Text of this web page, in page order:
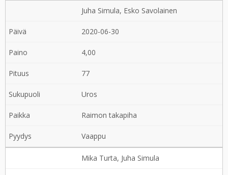
Juha Simula, Esko Savolainen
2020-06-30
4,00
77
Uros
Raimon takapiha
Vaappu
Mika Turta, Juha Simula